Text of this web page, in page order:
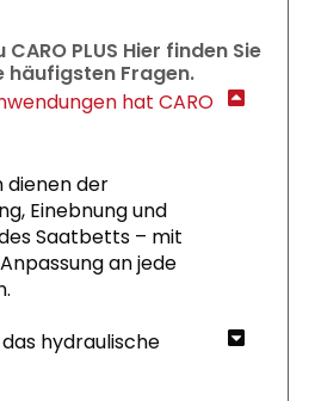
PLUS Hier finden Sie
Fragen.
hat CARO
dienen der
Einebnung und
Saatbetts – mit
an jede
hydraulische